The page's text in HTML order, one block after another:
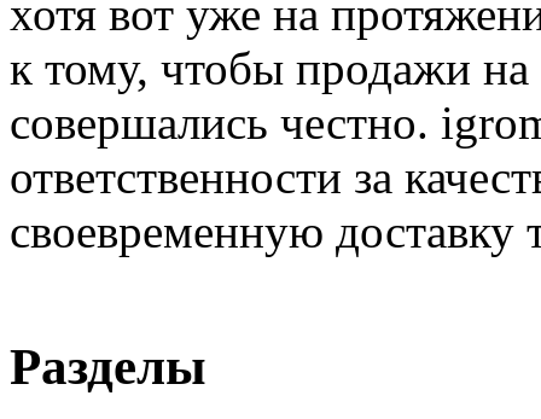
хотя вот уже на
к тому, чтобы продажи
совершались честно.
ответственности за
своевременную доставку
Разделы